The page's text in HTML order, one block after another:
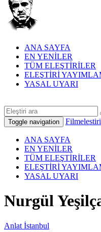
ANA SAYFA
EN YENİLER
TÜM ELEŞTİRİLER
ELEŞTİRİ
YASAL UYARI
Toggle navigation
ANA SAYFA
EN YENİLER
TÜM ELEŞTİRİLER
ELEŞTİRİ
YASAL UYARI
Nurgül
Anlat İstanbul